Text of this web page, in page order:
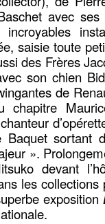
avec ses
saisie toute
des Frères
son chien
de
chapitre
sortant
».
devant
les
exposition